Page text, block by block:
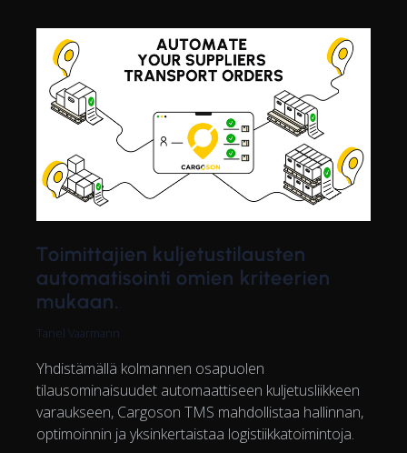
Toimittajien kuljetustilausten
automatisointi omien kriteerien
mukaan.
Tanel Vaarmann
Yhdistämällä kolmannen osapuolen
tilausominaisuudet automaattiseen kuljetusliikkeen
varaukseen, Cargoson TMS mahdollistaa hallinnan,
optimoinnin ja yksinkertaistaa logistiikkatoimintoja.